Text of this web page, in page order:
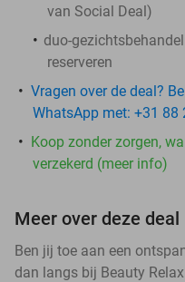
van Social Deal)
duo-
reserveren
Vragen over de deal?
WhatsApp met: +31 88
Koop zonder zorgen,
verzekerd (meer info)
Meer over deze deal
Ben jij toe aan een
dan langs bij Beauty